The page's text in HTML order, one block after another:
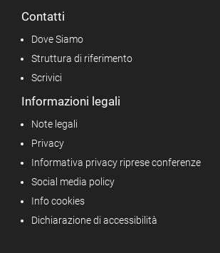
Contatti
Dove Siamo
Struttura di riferimento
Scrivici
Informazioni legali
Note legali
Privacy
Informativa privacy riprese conferenze
Social media policy
Info cookies
Dichiarazione di accessibilità